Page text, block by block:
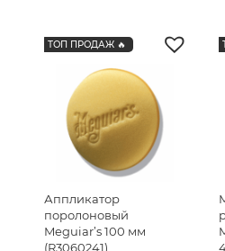
ТОП ПРОДАЖ 🔥
Аппликатор
поролоновый
Meguiar’s 100 мм
(R3060241)